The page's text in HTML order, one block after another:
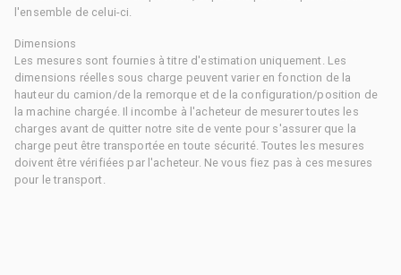
l'ensemble de celui-ci.
Dimensions
Les mesures sont fournies à titre d'estimation uniquement. Les
dimensions réelles sous charge peuvent varier en fonction de la
hauteur du camion/de la remorque et de la configuration/position de
la machine chargée. Il incombe à l'acheteur de mesurer toutes les
charges avant de quitter notre site de vente pour s'assurer que la
charge peut être transportée en toute sécurité. Toutes les mesures
doivent être vérifiées par l'acheteur. Ne vous fiez pas à ces mesures
pour le transport.